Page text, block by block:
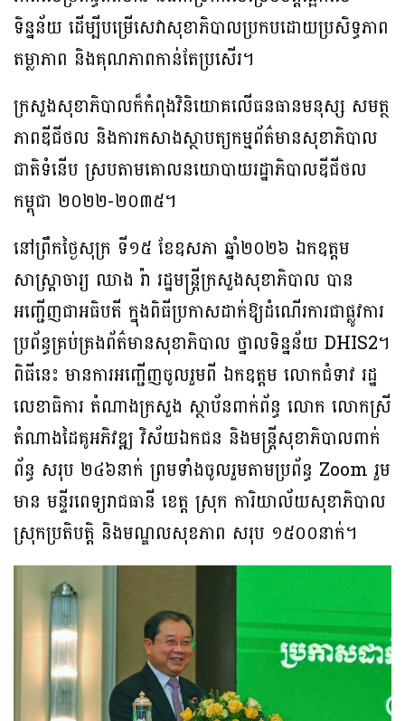
ទិន្នន័យ ដើម្បីបម្រើសេវាសុខាភិបាលប្រកបដោយប្រសិទ្ធភាព
តម្លាភាព និងគុណភាពកាន់តែប្រសើរ។
ក្រសួងសុខាភិបាលក៏កំពុងវិនិយោគលើធនធានមនុស្ស សមត្ថ
ភាពឌីជីថល និងការកសាងស្ថាបត្យកម្មព័ត៌មានសុខាភិបាល
ជាតិទំនើប ស្របតាមគោលនយោបាយរដ្ឋាភិបាលឌីជីថល
កម្ពុជា ២០២២-២០៣៥។
នៅព្រឹកថ្ងៃសុក្រ ទី១៥ ខែឧសភា ឆ្នាំ២០២៦ ឯកឧត្តម
សាស្រ្តាចារ្យ ឈាង រ៉ា រដ្ឋមន្រ្តីក្រសួងសុខាភិបាល បាន
អញ្ជើញជាអធិបតី ក្នុងពិធីប្រកាសដាក់ឱ្យដំណើរការជាផ្លូវការ
ប្រព័ន្ធគ្រប់គ្រងព័ត៌មានសុខាភិបាល ថ្នាលទិន្នន័យ DHIS2។
ពិធីនេះ មានការអញ្ជើញចូលរួមពី ឯកឧត្តម លោកជំទាវ រដ្ឋ
លេខាធិការ តំណាងក្រសួង ស្ថាប័នពាក់ព័ន្ធ លោក លោកស្រី
តំណាងដៃគូអភិវឌ្ឍ វិស័យឯកជន និងមន្រ្តីសុខាភិបាលពាក់
ព័ន្ធ សរុប ២៤៦នាក់ ព្រមទាំងចូលរួមតាមប្រព័ន្ធ Zoom រួម
មាន មន្ទីរពេទ្យរាជធានី ខេត្ត ស្រុក ការិយាល័យសុខាភិបាល
ស្រុកប្រតិបត្តិ និងមណ្ឌលសុខភាព សរុប ១៥០០នាក់។